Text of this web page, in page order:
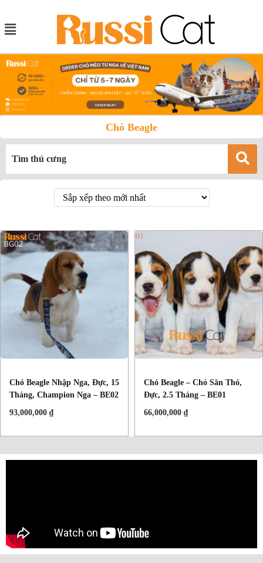
Chó Beagle
Chó Beagle Nhập Nga, Đực, 15
Tháng, Champion Nga – BE02
93,000,000 ₫
Chó Beagle – Chó Săn Thỏ,
Đực, 2.5 Tháng – BE01
66,000,000 ₫